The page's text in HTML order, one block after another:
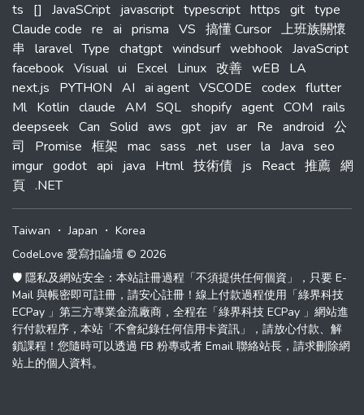
ts
[] JavaSCript javascript typescript https git type
Claude code re ai prisma VS 搞懂 Cursor 上班族關懷
串
laravel Type chatgpt windsurf webhook JavaScript
facebook Visual ui Excel Linux 改善 wEB
LA
next.js
PYTHON AI ai agent VSCODE codex flutter
Ml Kotlin claude AM SQL shopify agent COM rails
deepseek Can Solid aws gpt jav ar Re android 公
司
Promise 框架 mac sass .net user la Java seo
imgur godot api java Html 技術債 js React 推薦 網
頁 .NET
Taiwan ・Japan ・ Korea
CodeLove 愛寫扣論壇 © 2026
🛡️ 隱私及網站安全：本站註冊過程「不須提供任何個資」，只要 E-
Mail 與帳密即可註冊，請安心註冊！線上付款過程使用「綠界科技
ECPay 」第三方專業金流廠商，全程在「綠界科技 ECPay 」網站進
行付款程序，本站「不會紀錄任何信用卡資訊」，請放心付款、解
鎖課程！您隨時可以透過 FB 粉專或者 Email 聯絡站長，請求刪除網
站上的個人資料。